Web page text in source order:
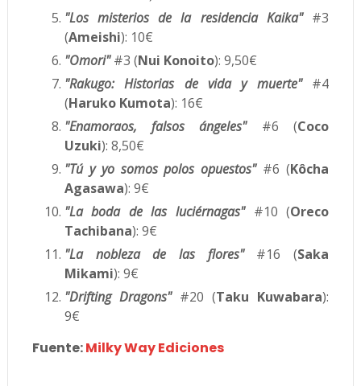
"Los misterios de la residencia Kaika" #3
(Ameishi): 10€
"Omori"#3 (Nui Konoito): 9,50€
"Rakugo: Historias de vida y muerte"#4
(Haruko Kumota): 16€
"Enamoraos, falsos ángeles"#6 (Coco
Uzuki): 8,50€
"Tú y yo somos polos opuestos"#6 (Kôcha
Agasawa): 9€
"La boda de las luciérnagas"#10 (Oreco
Tachibana): 9€
"La nobleza de las flores" #16 (Saka
Mikami): 9€
"Drifting Dragons"#20 (Taku Kuwabara):
9€
Fuente:Milky Way Ediciones